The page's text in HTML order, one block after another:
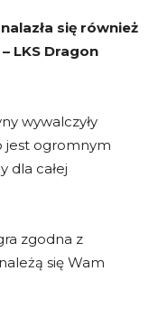
się również
LKS Dragon
wywalczyły
jest ogromnym
dla całej
zgodna z
się Wam